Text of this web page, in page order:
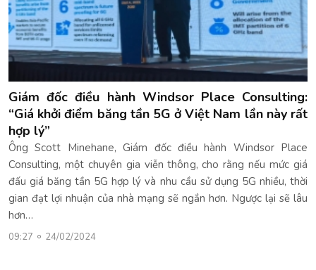
Giám đốc điều hành Windsor Place Consulting:
“Giá khởi điểm băng tần 5G ở Việt Nam lần này rất
hợp lý”
Ông Scott Minehane, Giám đốc điều hành Windsor Place
Consulting, một chuyên gia viễn thông, cho rằng nếu mức giá
đấu giá băng tần 5G hợp lý và nhu cầu sử dụng 5G nhiều, thời
gian đạt lợi nhuận của nhà mạng sẽ ngắn hơn. Ngược lại sẽ lâu
hơn…
09:27 24/02/2024